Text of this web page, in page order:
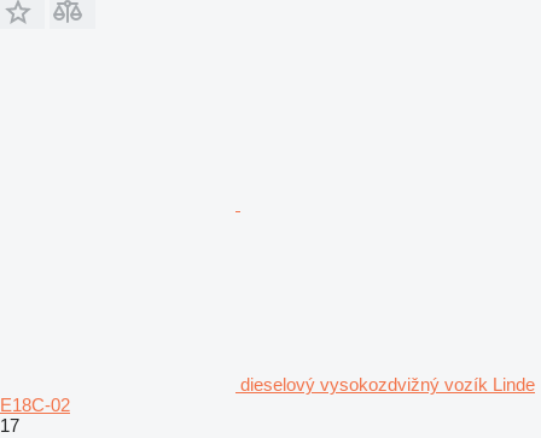
dieselový vysokozdvižný vozík Linde
E18C-02
17